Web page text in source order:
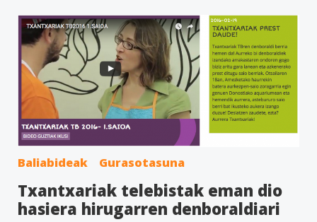
Baliabideak Gurasotasuna
Txantxariak telebistak eman dio
hasiera hirugarren denboraldiari